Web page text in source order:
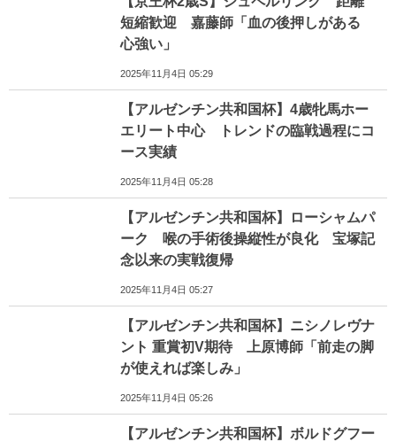
短縮歓迎 嘉藤師「血の後押しがある
心強い」
2025年11月4日 05:29
【アルゼンチン共和国杯】4歳牝馬ホー
エリート中心 トレンドの臨戦過程にコ
ース実績
2025年11月4日 05:28
【アルゼンチン共和国杯】ローシャムパ
ーク 喉の手術後操縦性が良化 宝塚記
念以来の実戦復帰
2025年11月4日 05:27
【アルゼンチン共和国杯】ニシノレヴナ
ント 重賞初V期待 上原博師「前走の脚
が使えれば楽しみ」
2025年11月4日 05:26
【アルゼンチン共和国杯】ボルドグフー